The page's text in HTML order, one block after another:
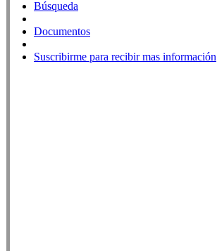
Búsqueda
Documentos
Suscribirme para recibir mas información